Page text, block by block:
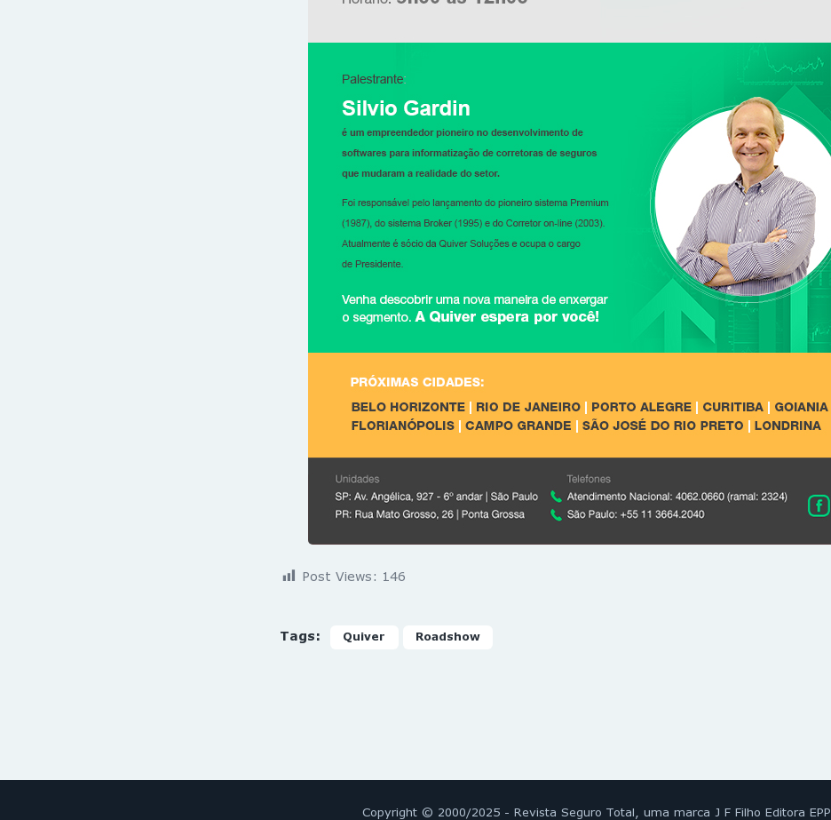
Post Views: 146
Tags: Quiver Roadshow
Copyright © 2000/2025 - Revista Seguro Total, uma marca J F Filho Editora EPP